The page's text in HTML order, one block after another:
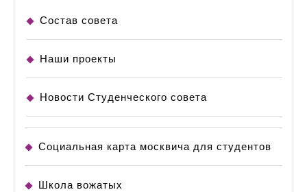
Состав совета
Наши проекты
Новости Студенческого совета
Социальная карта москвича для студентов
Школа вожатых